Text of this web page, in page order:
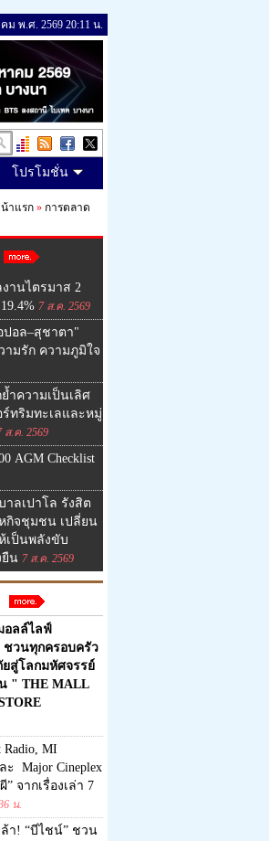
ม พ.ศ. 2569 20:11 น.
โปรโมชั่น
าแรก » การตลาด
านไตรมาส 2
7 ส.ค. 2569
ปอล–สุชาตา"
ามรัก ความภูมิใจ
ำความเป็นเลิศ
ทริมทะเลและหมู่
ส.ค. 2569
AGM Checklist
าลเปาโล รังสิต
กิจชุมชน เปลี่ยน
เป็นพลังขับ
ยืน 7 ส.ค. 2569
อลล์ไลฟ์
ชวนทุกครอบครัว
สู่โลกมหัศจรรย์
" THE MALL
Radio, MI
ละ Major Cineplex
จากเรื่องเล่า 7
น.
า! “บีไชน์” ชวน